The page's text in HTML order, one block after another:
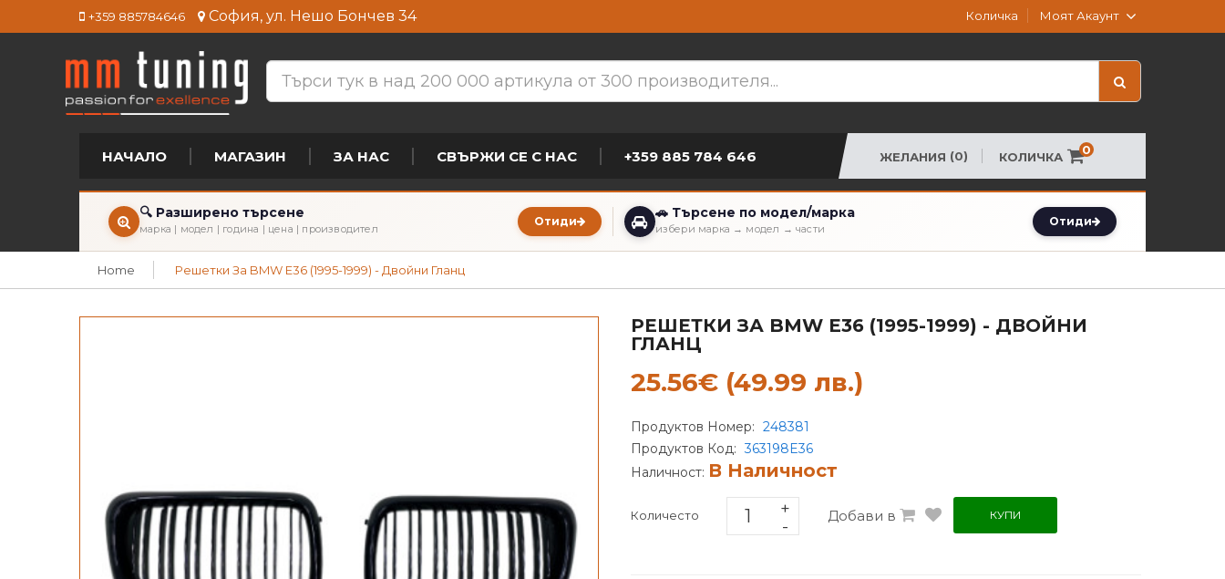
+359 885784646 София, ул. Нешо Бончев 34 Количка Моят Акаунт
НАЧАЛО МАГАЗИН ЗА НАС СВЪРЖИ СЕ С НАС +359 885 784 646 ЖЕЛАНИЯ (0) КОЛИЧКА
0
🔍 Разширено търсене
марка | модел | година | цена | производител
Отиди
🚗 Търсене по модел/марка
избери марка → модел → части
Отиди
Home Решетки За BMW E36 (1995-1999) - Двойни Гланц
РЕШЕТКИ ЗА BMW E36 (1995-1999) - ДВОЙНИ
ГЛАНЦ
25.56€ (49.99 лв.)
Продуктов Номер: 248381
Продуктов Код: 363198E36
Наличност: В Наличност
Количесто Добави в КУПИ